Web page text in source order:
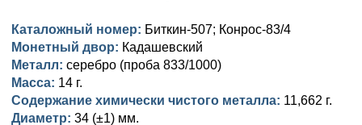
Германская оккупация
Для Финляндии
Памятные и донативные
Для Финляндии
Памятные и донативные
Серебро
Медь
Для Финляндии
Платина, золото
Серебро
Медь
Александр I (1801-1825)
Золото
Серебро
Павел I (1796-1801)
Золото
Екатерина II (1762-1796)
Каталожный номер: Биткин-507; Конрос-83/4
Монетный двор: Кадашевский
Металл: серебро (проба 833/1000)
Масса: 14 г.
Содержание химически чистого металла: 11,662 г.
Диаметр: 34 (±1) мм.